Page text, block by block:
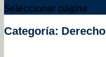
Seleccionar página
Categoría: Derecho